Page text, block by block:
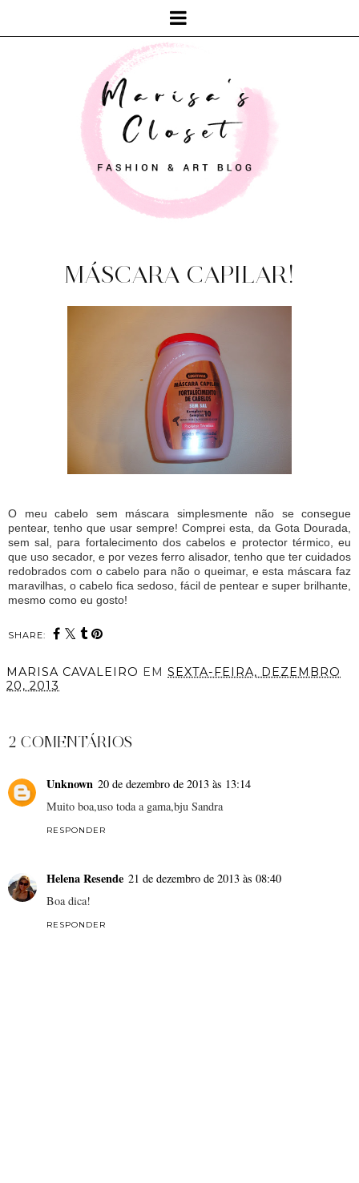
MÁSCARA CAPILAR!
O meu cabelo sem máscara simplesmente não se consegue
pentear, tenho que usar sempre! Comprei esta, da Gota Dourada,
sem sal, para fortalecimento dos cabelos e protector térmico, eu
que uso secador, e por vezes ferro alisador, tenho que ter cuidados
redobrados com o cabelo para não o queimar, e esta máscara faz
maravilhas, o cabelo fica sedoso, fácil de pentear e super brilhante,
mesmo como eu gosto!
SHARE:
MARISA CAVALEIRO EM SEXTA-FEIRA, DEZEMBRO
20, 2013
2 COMENTÁRIOS
Unknown 20 de dezembro de 2013 às 13:14
Muito boa,uso toda a gama,bju Sandra
RESPONDER
Helena Resende 21 de dezembro de 2013 às 08:40
Boa dica!
RESPONDER